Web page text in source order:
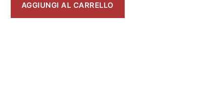
AGGIUNGI AL CARRELLO